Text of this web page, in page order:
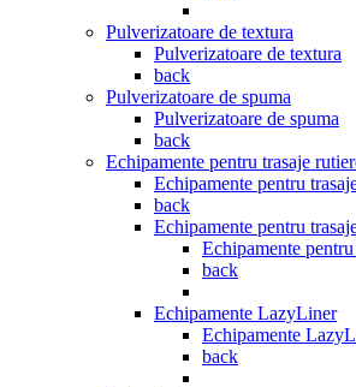
Pulverizatoare de textura
Pulverizatoare de textura
back
Pulverizatoare de spuma
Pulverizatoare de spuma
back
Echipamente pentru trasaje
Echipamente pentru
back
Echipamente pentru
Echipamente
back
Echipamente LazyLiner
Echipamente
back